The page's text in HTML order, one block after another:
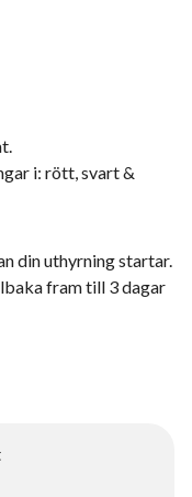
i: rött, svart &
din uthyrning startar.
fram till 3 dagar